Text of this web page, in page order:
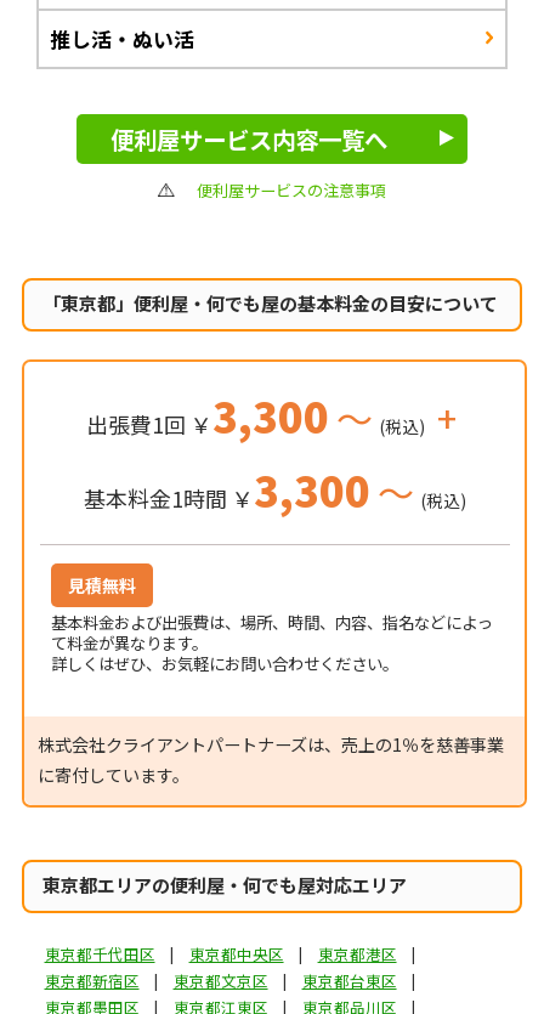
推し活・ぬい活
便利屋サービス内容一覧へ
便利屋サービスの注意事項
「東京都」便利屋・何でも屋の基本料金の目安について
出張費1回 ￥3,300～ (税込) +
基本料金1時間 ￥3,300～ (税込)
見積無料
基本料金および出張費は、場所、時間、内容、指名などによっ
て料金が異なります。
詳しくはぜひ、お気軽にお問い合わせください。
株式会社クライアントパートナーズは、売上の1％を慈善事業
に寄付しています。
東京都エリアの便利屋・何でも屋対応エリア
東京都千代田区 東京都中央区
東京都港区
東京都新宿区
東京都文京区
東京都台東区
東京都墨田区
東京都江東区
東京都品川区